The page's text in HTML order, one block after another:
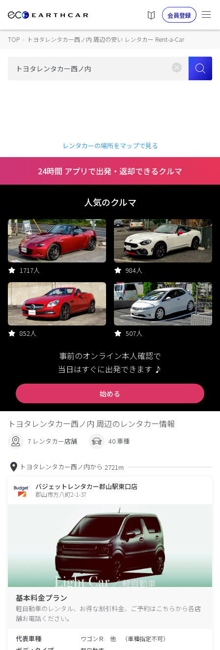
会員登録
TOP › トヨタレンタカー西ノ内 周辺の安い レンタカー Rent-a-Car
レンタカーの場所をマップで見る
24時間 アプリで出発・返却できるクルマ
人気のクルマ
1717人 984人
852人 507人
事前のオンライン本人確認で
当日はすぐに出発できます ♪
始める
トヨタレンタカー西ノ内 周辺のレンタカー情報
7 レンタカー店舗 40 車種
トヨタレンタカー西ノ内から 2721m
バジェットレンタカー郡山駅東口店
郡山市方八町2-1-37
基本料金プラン
軽自動車のレンタル、お得な割引料金、ご予約はこちらから各店
舗お電話ください。
代表車種 ワゴンＲ 他 （車種指定不可）